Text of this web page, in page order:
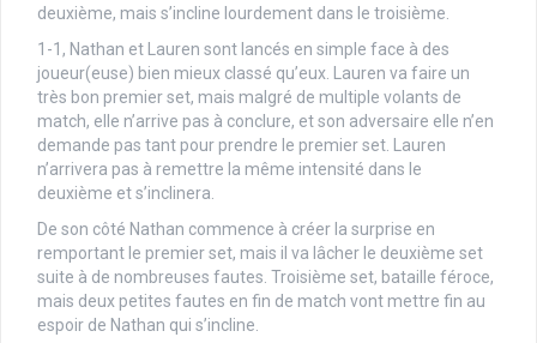
deuxième, mais s’incline lourdement dans le troisième.
1-1, Nathan et Lauren sont lancés en simple face à des
joueur(euse) bien mieux classé qu’eux. Lauren va faire un
très bon premier set, mais malgré de multiple volants de
match, elle n’arrive pas à conclure, et son adversaire elle n’en
demande pas tant pour prendre le premier set. Lauren
n’arrivera pas à remettre la même intensité dans le
deuxième et s’inclinera.
De son côté Nathan commence à créer la surprise en
remportant le premier set, mais il va lâcher le deuxième set
suite à de nombreuses fautes. Troisième set, bataille féroce,
mais deux petites fautes en fin de match vont mettre fin au
espoir de Nathan qui s’incline.